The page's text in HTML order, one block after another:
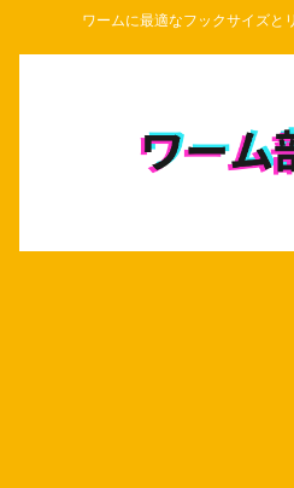
ワームに最適なフックサイズと